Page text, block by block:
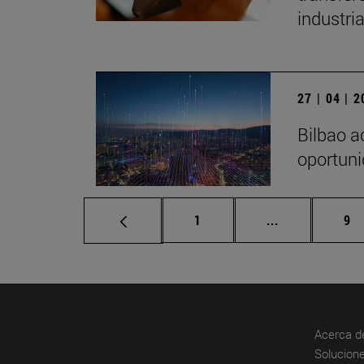
industria
27 | 04 |
Bilbao
Página
1 ... Páginas 9
Acerca